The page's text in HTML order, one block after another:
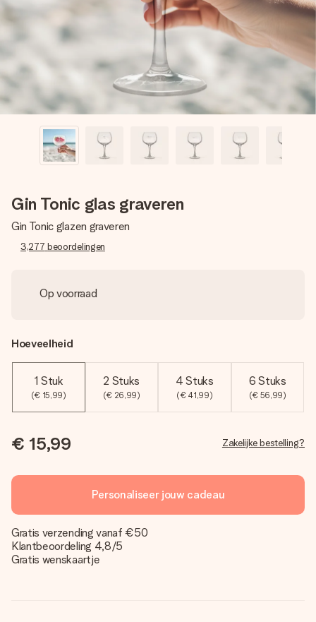
jullie foto of een boodschap die raakt. Zonder gedoe, maar
met alle aandacht voor het moment.
Gin Tonic glas graveren
Gin Tonic glazen graveren
3,277 beoordelingen
Op voorraad
Hoeveelheid
1 Stuk
(€ 15,99)
2 Stuks
(€ 26,99)
4 Stuks
(€ 41,99)
6 Stuks
(€ 56,99)
€ 15,99 Zakelijke bestelling?
Personaliseer jouw cadeau
Gratis verzending vanaf €50
Klantbeoordeling 4,8/5
Gratis wenskaartje